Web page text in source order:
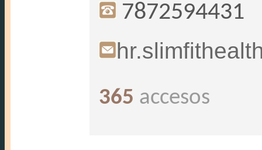
7872594431
365 accesos